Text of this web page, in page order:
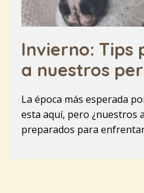
Invierno: Tips
a nuestros
La época más esperada
esta aquí, pero ¿nuestros
preparados para